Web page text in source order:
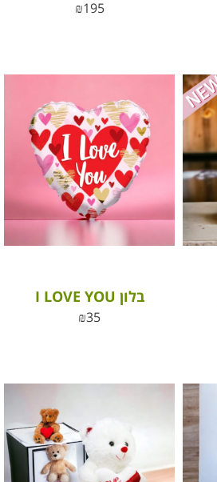
₪195
בלון I LOVE YOU
₪35